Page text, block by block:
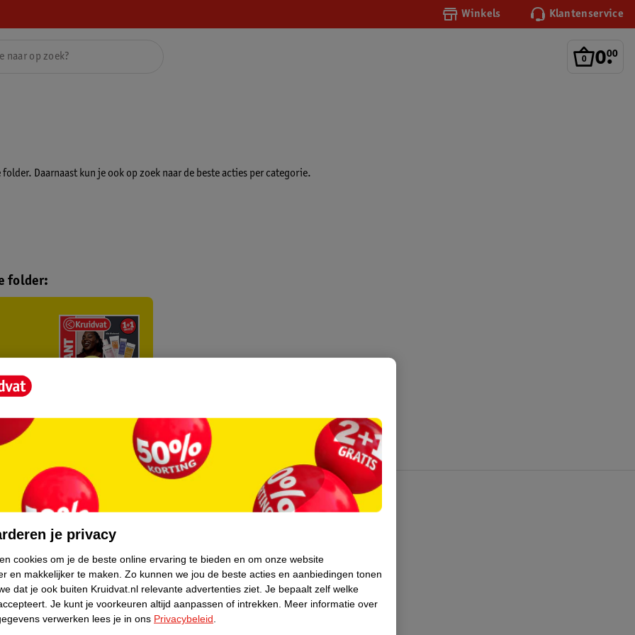
Winkels Klantenservice
0.
00
Daarnaast kun je ook op zoek naar de beste acties per categorie.
folder:
Over Kruidvat
Pers
Winkelformule
Bedrijfsgegevens
je privacy
cookies om je de beste online ervaring te bieden en om onze website
en makkelijker te maken. Zo kunnen we jou de beste acties en aanbiedingen tonen
dat je ook buiten Kruidvat.nl relevante advertenties ziet. Je bepaalt zelf welke
Je kunt je voorkeuren altijd aanpassen of intrekken.
Meer informatie over
verwerken lees je in ons Privacybeleid